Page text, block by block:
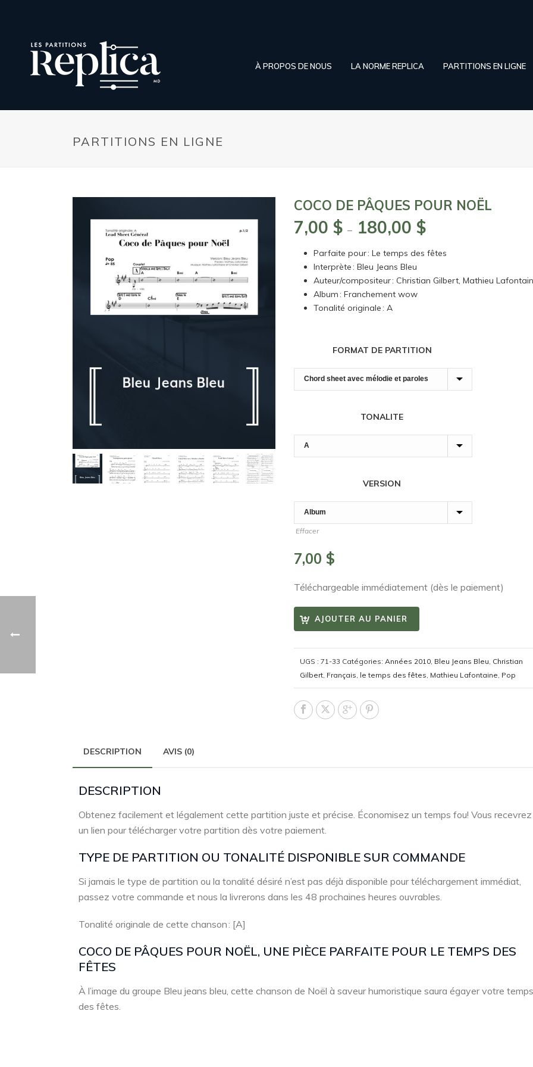
À PROPOS DE NOUS LA NORME REPLICA PARTITIONS EN LIGNE
PARTITIONS EN LIGNE
COCO DE PÂQUES POUR NOËL
7,00$ – 180,00$Plage
prix :
Parfaite pour : Le temps des fêtes
Interprète : Bleu Jeans Bleu
Auteur/compositeur : Christian Gilbert, Mathieu
Album : Franchement wow
Tonalité originale : A
FORMAT DE PARTITION
TONALITE
VERSION
Effacer
7,00 $
Téléchargeable immédiatement (dès le paiement)
AJOUTER AU PANIER
UGS :71-33 Catégories:Années 2010, Bleu Jeans Bleu, Christian
Gilbert, Français, le temps des fêtes, Mathieu Lafontaine, Pop
DESCRIPTION AVIS (0)
DESCRIPTION
Obtenez facilement et légalement cette partition juste et précise. Économisez un temps fou! Vous recevrez
un lien pour télécharger votre partition dès votre paiement.
TYPE DE PARTITION OU TONALITÉ DISPONIBLE SUR COMMANDE
Si jamais le type de partition ou la tonalité désiré n’est pas déjà disponible pour téléchargement immédiat,
passez votre commande et nous la livrerons dans les 48 prochaines heures ouvrables.
Tonalité originale de cette chanson : [A]
COCO DE PÂQUES POUR NOËL, UNE PIÈCE PARFAITE POUR LE TEMPS DES
FÊTES
À l’image du groupe Bleu jeans bleu, cette chanson de Noël à saveur humoristique saura égayer votre temps
des fêtes.